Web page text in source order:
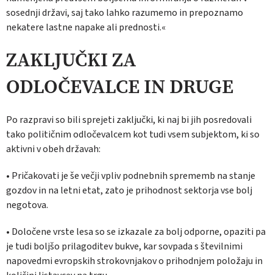
sosednji državi, saj tako lahko razumemo in prepoznamo
nekatere lastne napake ali prednosti.«
ZAKLJUČKI ZA
ODLOČEVALCE IN DRUGE
Po razpravi so bili sprejeti zaključki, ki naj bi jih posredovali
tako političnim odločevalcem kot tudi vsem subjektom, ki so
aktivni v obeh državah:
• Pričakovati je še večji vpliv podnebnih sprememb na stanje
gozdov in na letni etat, zato je prihodnost sektorja vse bolj
negotova.
• Določene vrste lesa so se izkazale za bolj odporne, opaziti pa
je tudi boljšo prilagoditev bukve, kar sovpada s številnimi
napovedmi evropskih strokovnjakov o prihodnjem položaju in